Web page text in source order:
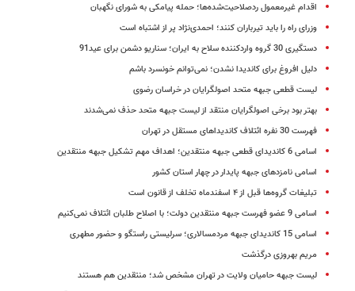
اقدام غیرمعمول ردصلاحیت‌شده‌ها؛ حمله پیامکی به شورای نگهبان
وزرای راه را باید تیرباران کنند؛ احمدی‌نژاد پر از اشتباه است
دستگیری 30 گروه واردکننده سلاح به ایران؛ سناریو دشمن برای عید91
دلیل افروغ برای کاندیدا نشدن؛ نمی‌توانم خونسرد باشم
لیست قطعی جبهه متحد اصولگرایان در خراسان رضوی
بهتر بود برخی اصولگرایان منتقد از لیست جبهه متحد حذف نمی‌شدند
فهرست 30 نفره ائتلاف کاندیداهای مستقل در تهران
اسامی 6 کاندیدای قطعی جبهه منتقدین؛ اهداف مهم تشکیل جبهه منتقدین
اسامی نامزدهای جبهه پایدار در چهار استان کشور
تبلیغات گروه‌ها قبل از ۴ اسفندماه تخلف از قانون است
اسامی 9 عضو فهرست جبهه منتقدین دولت؛ با اصلاح طلبان ائتلاف نمی‌کنیم
اسامی 15 کاندیدای جبهه مردمسالاری؛ سرلیستی راستگو و حضور‌ مطهری
مریم بهروزی درگذشت
لیست جبهه حامیان ولایت در تهران مشخص شد؛ منتقدین هم هستند